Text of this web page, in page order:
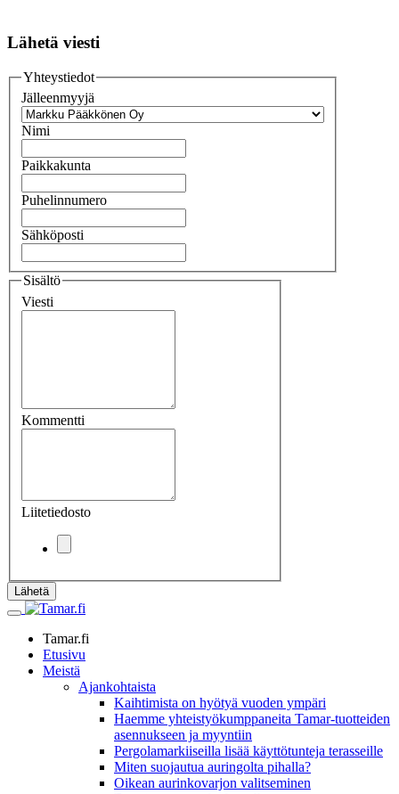
Lähetä viesti
Yhteystiedot
Jälleenmyyjä
Nimi
Paikkakunta
Puhelinnumero
Sähköposti
Sisältö
Viesti
Kommentti
Liitetiedosto
Lähetä
Tamar.fi
Etusivu
Meistä
Ajankohtaista
Kaihtimista on hyötyä vuoden ympäri
Haemme yhteistyökumppaneita Tamar-tuotteiden
asennukseen ja myyntiin
Pergolamarkiiseilla lisää käyttötunteja terasseille
Miten suojautua auringolta pihalla?
Oikean aurinkovarjon valitseminen